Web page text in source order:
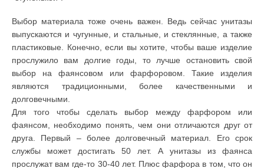
Выбор материала тоже очень важен. Ведь сейчас унитазы
выпускаются и чугунные, и стальные, и стеклянные, а также
пластиковые. Конечно, если вы хотите, чтобы ваше изделие
прослужило вам долгие годы, то лучше остановить свой
выбор на фаянсовом или фарфоровом. Такие изделия
являются традиционными, более качественными и
долговечными.
Для того чтобы сделать выбор между фарфором или
фаянсом, необходимо понять, чем они отличаются друг от
друга. Первый – более долговечный материал. Его срок
службы может достигать 50 лет. А унитазы из фаянса
прослужат вам где-то 30-40 лет. Плюс фарфора в том, что он